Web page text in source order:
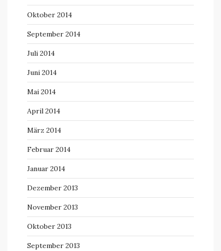
Oktober 2014
September 2014
Juli 2014
Juni 2014
Mai 2014
April 2014
März 2014
Februar 2014
Januar 2014
Dezember 2013
November 2013
Oktober 2013
September 2013